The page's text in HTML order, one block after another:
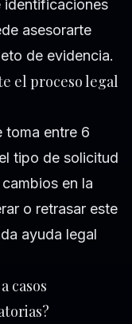
identificaciones
asesorarte
de evidencia.
el proceso legal
toma entre 6
tipo de solicitud
en la
o retrasar este
ayuda legal
casos